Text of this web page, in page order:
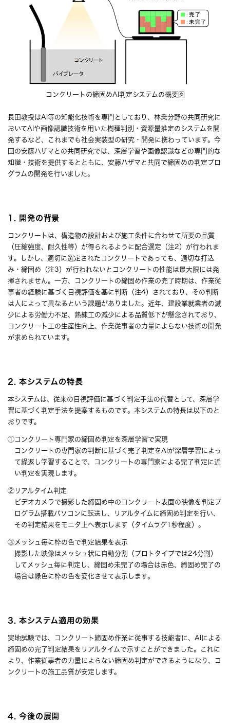
コンクリートの締固めAI判定システムの概要図
長田教授はAI等の知能化技術を専門としており、林業分野の共同研究に
おいてAIや画像認識技術を用いた樹種判別・資源量推定のシステムを開
発するなど、これまでも社会実装型の研究・開発に携わっています。今
回の安藤ハザマとの共同研究では、深層学習や画像認識などの専門的な
知識・技術を提供するとともに、安藤ハザマと共同で締固めの判定プロ
グラムの開発を行いました。
1. 開発の背景
コンクリートは、構造物の設計および施工条件に合わせて所要の品質
（圧縮強度、耐久性等）が得られるように配合選定（注2）が行われま
す。しかし、適切に選定されたコンクリートであっても、適切な打込
み・締固め（注3）が行われないとコンクリートの性能は最大限には発
揮されません。一方、コンクリートの締固め作業の完了時期は、作業従
事者の経験に基づく目視評価を基に判断（注4）されており、その判断
は人によって異なるという課題がありました。近年、建設業就業者の減
少による労働力不足、熟練工の減少による品質低下が懸念されており、
コンクリート工の生産性向上、作業従事者の力量によらない技術の開発
が求められています。
2. 本システムの特長
本システムは、従来の目視評価に基づく判定手法の代替として、深層学
習に基づく判定手法を提案するものです。本システムの特長は以下のと
おりです。
①コンクリート専門家の締固め判定を深層学習で実現
コンクリートの専門家の判断に基づく完了判定をAIが深層学習によっ
て繰返し学習することで、コンクリートの専門家による完了判定に近
い判定を実現します。
②リアルタイム判定
ビデオカメラで撮影した締固め中のコンクリート表面の映像を判定プ
ログラム搭載パソコンに転送し、リアルタイムに締固め判定を行い、
その判定結果をモニタ上へ表示します（タイムラグ1秒程度）。
③メッシュ毎に枠の色で判定結果を表示
撮影した映像はメッシュ状に自動分割（プロトタイプでは24分割）
してメッシュ毎に判定し、締固め未完了の場合は赤色、締固め完了の
場合は緑色に枠の色を変化させて表示します。
3. 本システム適用の効果
実地試験では、コンクリート締固め作業に従事する技能者に、AIによる
締固めの完了判定結果をリアルタイムで示すことができました。これに
より、作業従事者の力量によらない締固め判定ができるようになり、コ
ンクリートの施工品質が安定します。
4. 今後の展開